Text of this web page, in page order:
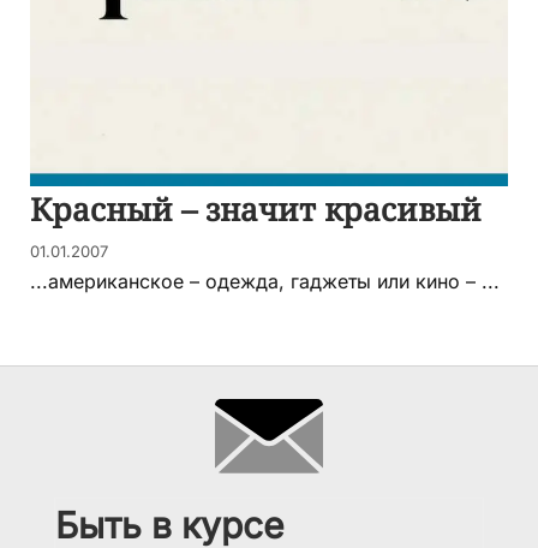
Красный – значит красивый
01.01.2007
...американское – одежда, гаджеты или кино – ...
Быть в курсе